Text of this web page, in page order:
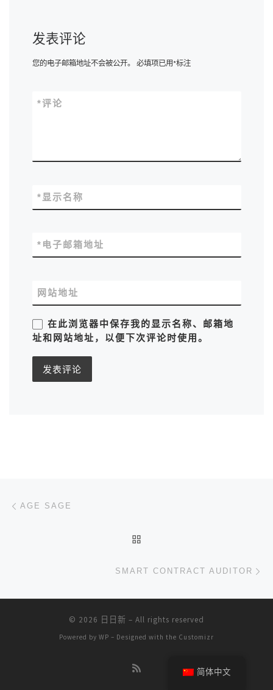
发表评论
您的电子邮箱地址不会被公开。 必填项已用*标注
评论
*
显示名称
*
电子邮箱地址
*
网站地址
在此浏览器中保存我的显示名称、邮箱地
址和网站地址，以便下次评论时使用。
文章导航
AGE SAGE
SMART CONTRACT AUDITOR
© 2026 日日新 – All rights reserved
Powered by WP – Designed with the Customizr
简体中文